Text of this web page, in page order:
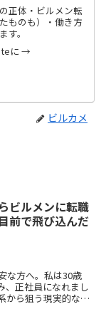
正体・ビルメン転
ものも）・働き方
。
に →
ビルカメ
ビルメンに転職
前で飛び込んだ
な方へ。私は30歳
、正社員になれまし
から狙う現実的な動